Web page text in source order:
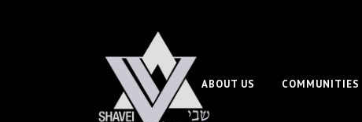
ABOUT US COMMUNITIES